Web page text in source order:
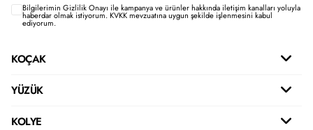
Bilgilerimin Gizlilik Onayı ile kampanya ve ürünler hakkında iletişim kanalları yoluyla
haberdar olmak istiyorum.KVKK mevzuatına uygun şekilde işlenmesini kabul
ediyorum.
KOÇAK
YÜZÜK
KOLYE